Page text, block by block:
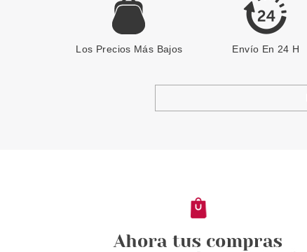
Los Precios Más Bajos Envío En 24 H